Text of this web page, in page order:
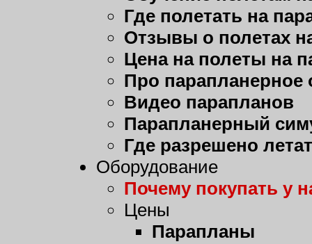
Где полетать на
Отзывы о полетах
Цена на полеты на
Про парапланерное
Видео парапланов
Парапланерный
Где разрешено
Оборудование
Почему покупать у
Цены
Парапланы